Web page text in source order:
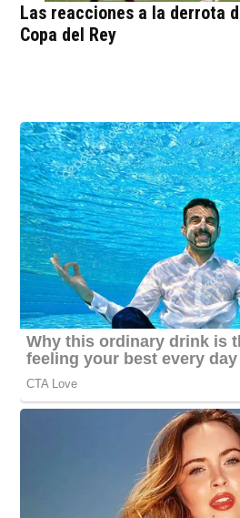
Las reacciones a la derrota
Copa del Rey